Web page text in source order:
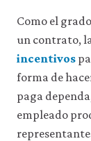
Como el
un contrato,
incentivos
forma de
paga
empleado